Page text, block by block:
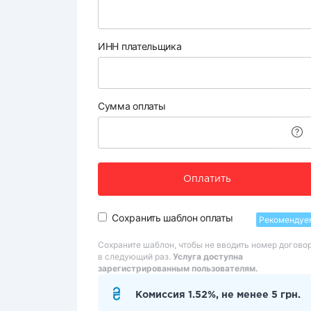
ИНН плательщика
Сумма оплаты
Оплатить
Сохранить шаблон оплаты
Сохраните шаблон, чтобы не вводить номер
в следующий раз. Услуга доступна
зарегистрированным пользователям.
Комиссия 1.52%, не менее 5 грн.